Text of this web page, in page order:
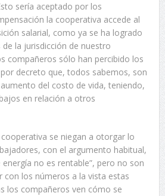
sería aceptado por los
la cooperativa accede al
salarial, como ya se ha logrado
la jurisdicción de nuestro
compañeros sólo han percibido los
decreto que, todos sabemos, son
del costo de vida, teniendo,
en relación a otros
se niegan a otorgar lo
con el argumento habitual,
energía no es rentable”, pero no son
con los números a la vista estas
los compañeros ven cómo se